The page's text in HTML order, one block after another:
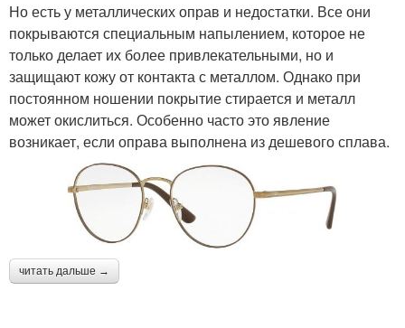
Но есть у металлических оправ и недостатки. Все они
покрываются специальным напылением, которое не
только делает их более привлекательными, но и
защищают кожу от контакта с металлом. Однако при
постоянном ношении покрытие стирается и металл
может окислиться. Особенно часто это явление
возникает, если оправа выполнена из дешевого сплава.
читать дальше →